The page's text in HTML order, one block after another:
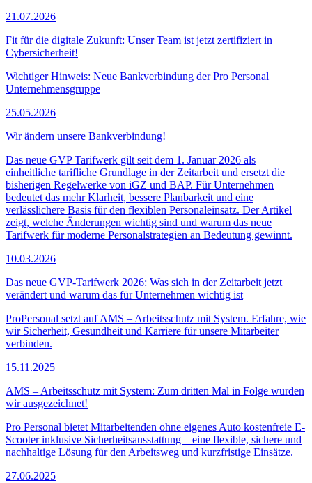
21.07.2026
Fit für die digitale Zukunft: Unser Team ist jetzt zertifiziert in
Cybersicherheit!
Wichtiger Hinweis: Neue Bankverbindung der Pro Personal
Unternehmensgruppe
25.05.2026
Wir ändern unsere Bankverbindung!
Das neue GVP Tarifwerk gilt seit dem 1. Januar 2026 als
einheitliche tarifliche Grundlage in der Zeitarbeit und ersetzt die
bisherigen Regelwerke von iGZ und BAP. Für Unternehmen
bedeutet das mehr Klarheit, bessere Planbarkeit und eine
verlässlichere Basis für den flexiblen Personaleinsatz. Der Artikel
zeigt, welche Änderungen wichtig sind und warum das neue
Tarifwerk für moderne Personalstrategien an Bedeutung gewinnt.
10.03.2026
Das neue GVP-Tarifwerk 2026: Was sich in der Zeitarbeit jetzt
verändert und warum das für Unternehmen wichtig ist
ProPersonal setzt auf AMS – Arbeitsschutz mit System. Erfahre, wie
wir Sicherheit, Gesundheit und Karriere für unsere Mitarbeiter
verbinden.
15.11.2025
AMS – Arbeitsschutz mit System: Zum dritten Mal in Folge wurden
wir ausgezeichnet!
Pro Personal bietet Mitarbeitenden ohne eigenes Auto kostenfreie E-
Scooter inklusive Sicherheitsausstattung – eine flexible, sichere und
nachhaltige Lösung für den Arbeitsweg und kurzfristige Einsätze.
27.06.2025